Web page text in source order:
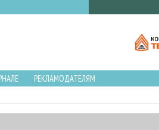
РЕКЛАМОДАТЕЛЯМ